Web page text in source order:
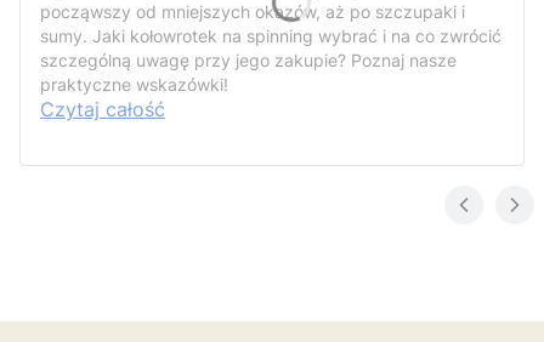
począwszy od mniejszych okazów, aż po szczupaki i
sumy. Jaki kołowrotek na spinning wybrać i na co zwrócić
szczególną uwagę przy jego zakupie? Poznaj nasze
praktyczne wskazówki!
Czytaj całość